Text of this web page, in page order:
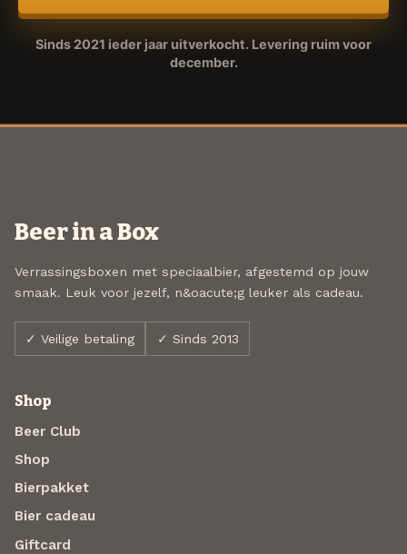
Sinds 2021 ieder jaar uitverkocht. Levering ruim voor
december.
Beer in a Box
Verrassingsboxen met speciaalbier, afgestemd op jouw
smaak. Leuk voor jezelf, n&oacute;g leuker als cadeau.
✓ Veilige betaling ✓ Sinds 2013
Shop
Beer Club
Shop
Bierpakket
Bier cadeau
Giftcard